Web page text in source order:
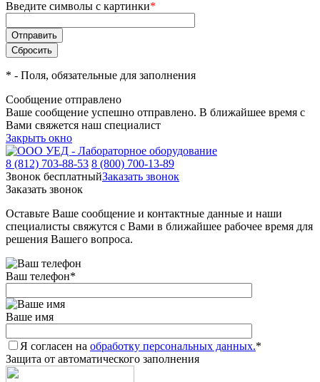
Введите символы с картинки*
* - Поля, обязательные для заполнения
Сообщение отправлено
Ваше сообщение успешно отправлено. В ближайшее время с
Вами свяжется наш специалист
Закрыть окно
8 (812) 703-88-53 8 (800) 700-13-89
Звонок бесплатныйЗаказать звонок
Заказать звонок
Оставьте Ваше сообщение и контактные данные и наши
специалисты свяжутся с Вами в ближайшее рабочее время для
решения Вашего вопроса.
Ваш телефон*
Ваше имя
Я согласен на обработку персональных данных.*
Защита от автоматического заполнения